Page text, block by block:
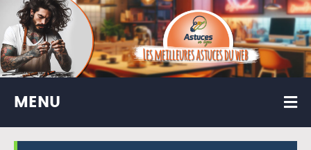
MENU